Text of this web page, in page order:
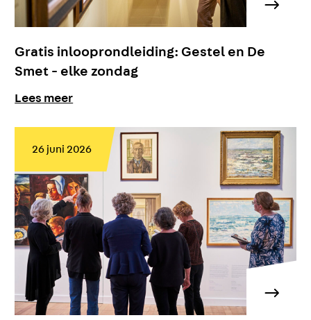
Gratis inlooprondleiding: Gestel en De
Smet - elke zondag
Lees meer
26 juni 2026